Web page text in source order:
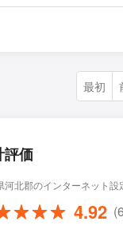
最初
評価
河北郡のインターネット
4.92